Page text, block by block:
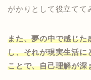
がかりとして役立てて
また、夢の中で感じた
し、それが現実生活に
ことで、自己理解が深